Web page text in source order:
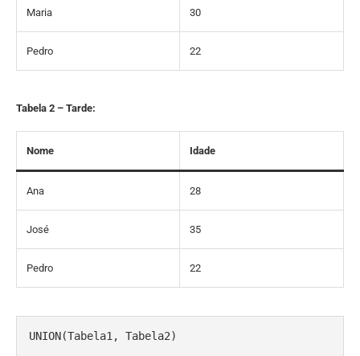
Maria 30
Pedro 22
Tabela 2 – Tarde:
Nome Idade
Ana 28
José 35
Pedro 22
UNION(Tabela1, Tabela2)